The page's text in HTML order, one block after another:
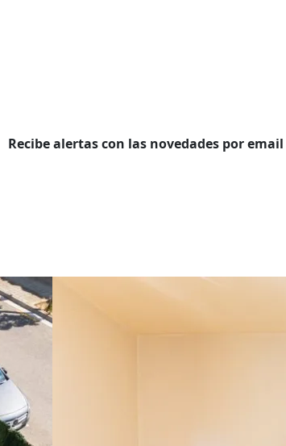
Recibe alertas con las novedades por email